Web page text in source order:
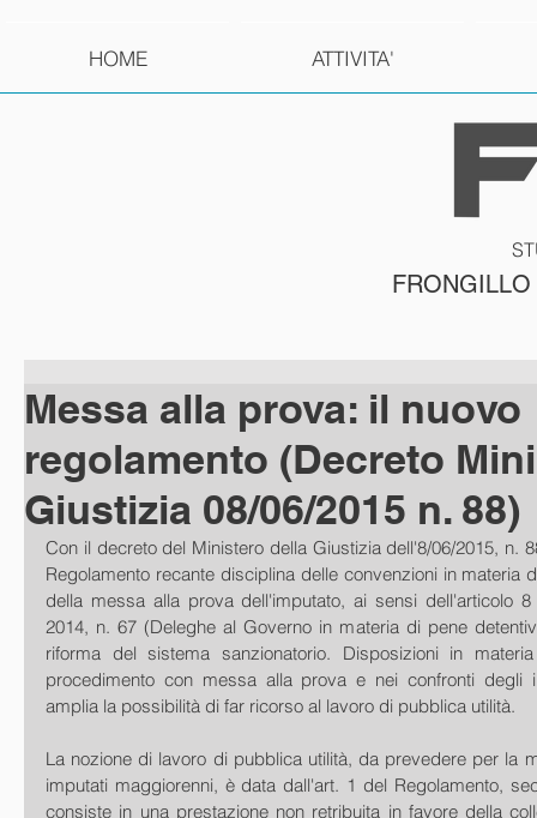
HOME ATTIVITA'
Messa alla prova: il nuovo
regolamento (Decreto
Giustizia 08/06/2015 n. 88)
Con il decreto del Ministero della Giustizia dell'8/06/2015, n.
Regolamento recante disciplina delle convenzioni in materia
della messa alla prova dell'imputato, ai sensi dell'articolo
2014, n. 67 (Deleghe al Governo in materia di pene
riforma del sistema sanzionatorio. Disposizioni in
procedimento con messa alla prova e nei confronti degli
amplia la possibilità di far ricorso al lavoro di pubblica utilità.
La nozione di lavoro di pubblica utilità, da prevedere per la
imputati maggiorenni, è data dall'art. 1 del Regolamento,
consiste in una prestazione non retribuita in favore della